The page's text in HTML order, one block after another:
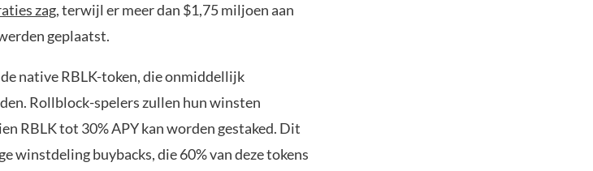
zag, terwijl er meer dan $1,75 miljoen aan
geplaatst.
native RBLK-token, die onmiddellijk
Rollblock-spelers zullen hun winsten
RBLK tot 30% APY kan worden gestaked. Dit
winstdeling buybacks, die 60% van deze tokens